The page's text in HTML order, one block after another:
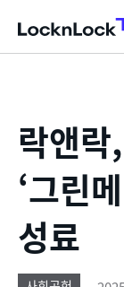
LocknLock
락앤
‘그린
성료